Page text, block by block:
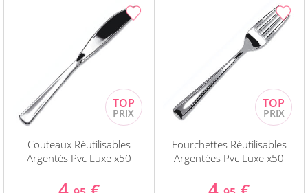
Couteaux Réutilisables
Argentés Pvc Luxe x50
Fourchettes Réutilisables
Argentées Pvc Luxe x50